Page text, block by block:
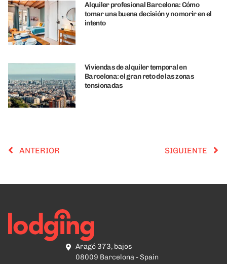
Alquiler profesional Barcelona: Cómo
tomar una buena decisión y no morir en el
intento
Viviendas de alquiler temporal en
Barcelona: el gran reto de las zonas
tensionadas
ANTERIOR SIGUIENTE
Aragó 373, bajos
08009 Barcelona - Spain